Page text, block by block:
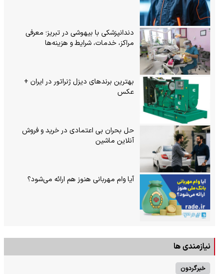
دندانپزشکی با بیهوشی در تبریز؛ معرفی
مراکز، خدمات، شرایط و هزینه‌ها
بهترین برندهای دیزل ژنراتور در ایران +
عکس
حل بحران بی‌ اعتمادی در خرید و فروش
آنلاین ماشین
آیا وام مهربانی هنوز هم ارائه می‌شود؟
نیازمندی ها
خبرگردون